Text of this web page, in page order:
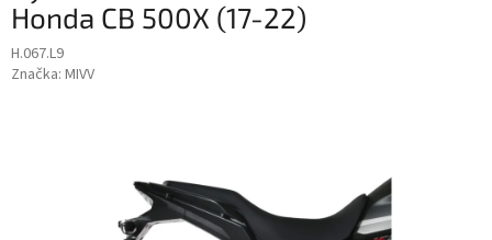
Honda CB 500X (17-22)
H.067.L9
Značka: MIVV